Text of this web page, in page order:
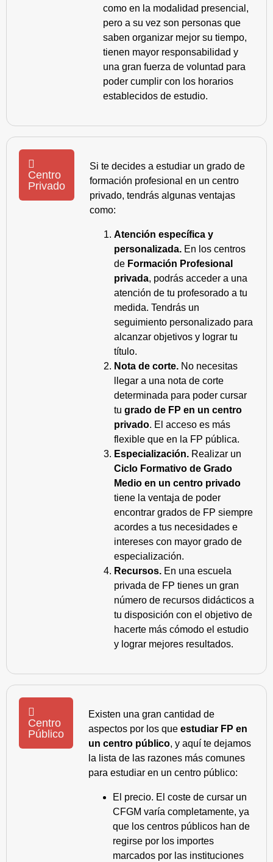
como en la modalidad presencial,
pero a su vez son personas que
saben organizar mejor su tiempo,
tienen mayor responsabilidad y
una gran fuerza de voluntad para
poder cumplir con los horarios
establecidos de estudio.
Centro
Privado
Si te decides a estudiar un grado de
formación profesional en un centro
privado, tendrás algunas ventajas
como:
Atención específica y
personalizada. En los centros
de Formación Profesional
privada, podrás acceder a una
atención de tu profesorado a tu
medida. Tendrás un
seguimiento personalizado para
alcanzar objetivos y lograr tu
título.
Nota de corte. No necesitas
llegar a una nota de corte
determinada para poder cursar
tu grado de FP en un centro
privado. El acceso es más
flexible que en la FP pública.
Especialización. Realizar un
Ciclo Formativo de Grado
Medio en un centro privado
tiene la ventaja de poder
encontrar grados de FP siempre
acordes a tus necesidades e
intereses con mayor grado de
especialización.
Recursos. En una escuela
privada de FP tienes un gran
número de recursos didácticos a
tu disposición con el objetivo de
hacerte más cómodo el estudio
y lograr mejores resultados.
Centro
Público
Existen una gran cantidad de
aspectos por los que estudiar FP en
un centro público, y aquí te dejamos
la lista de las razones más comunes
para estudiar en un centro público:
El precio. El coste de cursar un
CFGM varía completamente, ya
que los centros públicos han de
regirse por los importes
marcados por las instituciones